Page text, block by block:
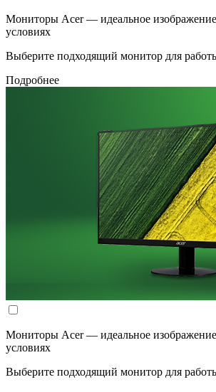
Мониторы Acer — идеальное
условиях
Выберите подходящий монитор для
Подробнее
Мониторы Acer — идеальное
условиях
Выберите подходящий монитор для